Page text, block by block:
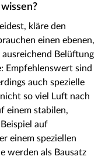
kläre den
einen ebenen,
Belüftung
Empfehlenswert sind
auch spezielle
so viel Luft nach
einem stabilen,
auf
einem speziellen
werden als Bausatz